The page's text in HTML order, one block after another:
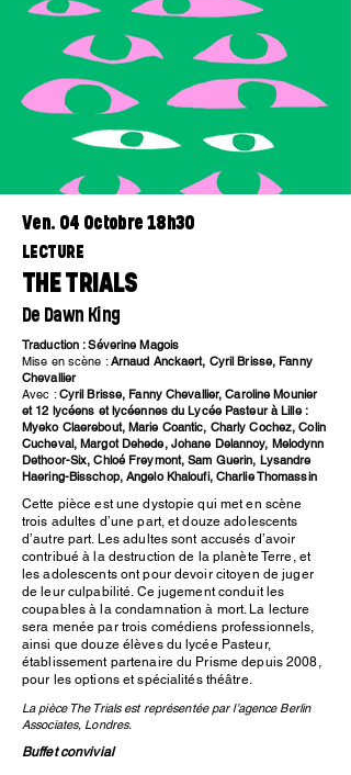
Ven. 04 Octobre 18h30
LECTURE
THE TRIALS
De Dawn King
Traduction : Séverine Magois
Mise en scène :Arnaud Anckaert, Cyril Brisse, Fanny
Chevallier
Avec :Cyril Brisse, Fanny Chevallier, Caroline Mounier
et 12 lycéens et lycéennes du Lycée Pasteur à Lille :
Myeko Claerebout, Marie Coantic, Charly Cochez, Colin
Cucheval, Margot Dehede, Johane Delannoy, Melodynn
Dethoor-Six, Chloé Freymont, Sam Guerin, Lysandre
Haering-Bisschop, Angelo Khaloufi, Charlie Thomassin
Cette pièce est une dystopie qui met en scène
trois adultes d’une part, et douze adolescents
d’autre part. Les adultes sont accusés d’avoir
contribué à la destruction de la planète Terre, et
les adolescents ont pour devoir citoyen de juger
de leur culpabilité. Ce jugement conduit les
coupables à la condamnation à mort. La lecture
sera menée par trois comédiens professionnels,
ainsi que douze élèves du lycée Pasteur,
établissement partenaire du Prisme depuis 2008,
pour les options et spécialités théâtre.
La pièce The Trials est représentée par l’agence Berlin
Associates, Londres.
Buffet convivial